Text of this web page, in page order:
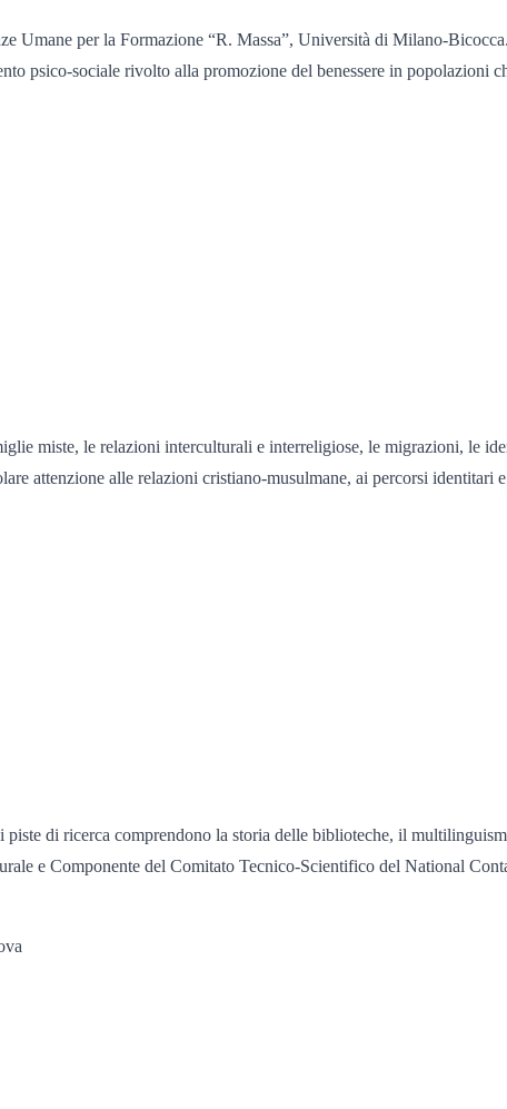
Umane per la Formazione “R. Massa”, Università di Milano-
psico-sociale rivolto alla promozione del benessere in popolazioni
miste, le relazioni interculturali e interreligiose, le migrazioni, le
attenzione alle relazioni cristiano-musulmane, ai percorsi identitari
di ricerca comprendono la storia delle biblioteche, il
e Componente del Comitato Tecnico-Scientifico del National